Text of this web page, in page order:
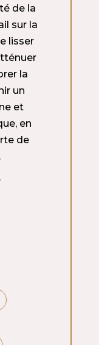
de la
sur la
lisser
la
un
et
en
de